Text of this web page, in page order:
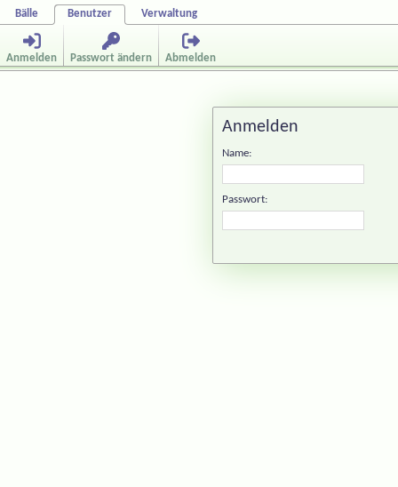
Bälle Benutzer Verwaltung
Anmelden Passwort ändern Abmelden
Anmelden
Name:
Passwort: